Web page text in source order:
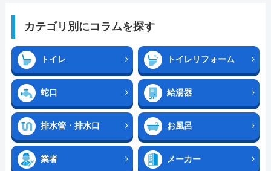
カテゴリ別にコラムを探す
トイレ トイレリフォーム
蛇口 給湯器
排水管・排水口 お風呂
業者 メーカー